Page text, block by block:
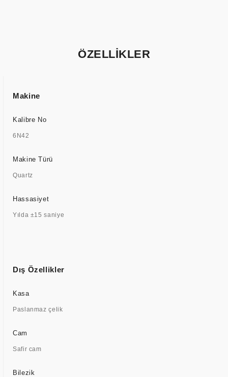
ÖZELLİKLER
Makine
Kalibre No
6N42
Makine Türü
Quartz
Hassasiyet
Yılda ±15 saniye
Dış Özellikler
Kasa
Paslanmaz çelik
Cam
Safir cam
Bilezik